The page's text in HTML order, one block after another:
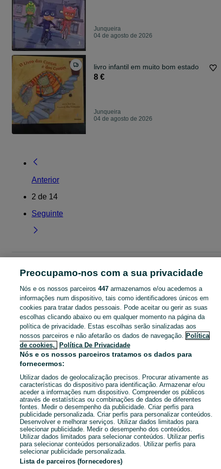
Junqueira
04 de agosto de 2026
livro infantil em muito bom estado
8 €
Junqueira
04 de agosto de 2026
Anterior
2 de 14
Seguinte
CATEGORIA
Descubra os anúncios classificados gratuitos em Junqueira no OLX Portugal. Desde empregos a serviços e produtos, encontre tudo o que precisa localmente. Mostrar
Mapa do site
Mapa das freguesias
Mapa de mini-sites
Pesquisas populares
Preocupamo-nos com a sua privacidade
Nós e os nossos parceiros 447armazenamos e/ou acedemos a
informações num dispositivo, tais como identificadores únicos em
cookies para tratar dados pessoais. Pode aceitar ou gerir as suas
escolhas clicando abaixo ou em qualquer momento na página da
política de privacidade. Estas escolhas serão sinalizadas aos
nossos parceiros e não afetarão os dados de navegação. Política
de cookies,
Política De Privacidade
Nós e os nossos parceiros tratamos os dados para
fornecermos:
Utilizar dados de geolocalização precisos. Procurar ativamente as
características do dispositivo para identificação. Armazenar e/ou
aceder a informações num dispositivo. Compreender os públicos
através de estatísticas ou combinações de dados de diferentes
fontes. Medir o desempenho da publicidade. Criar perfis para
publicidade personalizada. Criar perfis para personalizar conteúdos.
Desenvolver e melhorar serviços. Utilizar dados limitados para
selecionar publicidade. Medir o desempenho dos conteúdos.
Utilizar dados limitados para selecionar conteúdos. Utilizar perfis
para selecionar conteúdos personalizados. Utilizar perfis para
selecionar publicidade personalizada.
Lista de parceiros (fornecedores)